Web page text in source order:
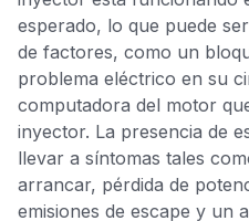
esperado, lo que puede
de factores, como un
problema eléctrico en su
computadora del motor
inyector. La presencia de
llevar a síntomas tales
arrancar, pérdida de
emisiones de escape y un